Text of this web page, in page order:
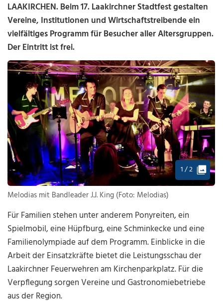
LAAKIRCHEN. Beim 17. Laakirchner Stadtfest gestalten
Vereine, Institutionen und Wirtschaftstreibende ein
vielfältiges Programm für Besucher aller Altersgruppen.
Der Eintritt ist frei.
1 / 2
Melodias mit Bandleader J.J. King (Foto: Melodias)
Für Familien stehen unter anderem Ponyreiten, ein
Spielmobil, eine Hüpfburg, eine Schminkecke und eine
Familienolympiade auf dem Programm. Einblicke in die
Arbeit der Einsatzkräfte bietet die Leistungsschau der
Laakirchner Feuerwehren am Kirchenparkplatz. Für die
Verpflegung sorgen Vereine und Gastronomiebetriebe
aus der Region.